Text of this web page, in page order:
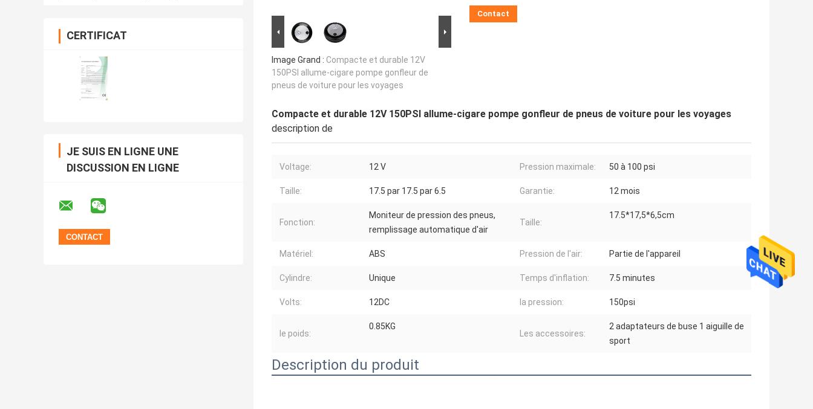
CERTIFICAT
JE SUIS EN LIGNE UNE
DISCUSSION EN LIGNE
Image Grand : Compacte et durable 12V
150PSI allume-cigare pompe gonfleur de
pneus de voiture pour les voyages
Contact
Compacte et durable 12V 150PSI allume-cigare pompe gonfleur de pneus de voiture pour les voyages
description de
Voltage: 12 V Pression maximale: 50 à 100 psi
Taille: 17.5 par 17.5 par 6.5 Garantie: 12 mois
Fonction:
Moniteur de pression des pneus,
remplissage automatique d'air
Taille:
17.5*17,5*6,5cm
Matériel: ABS Pression de l'air: Partie de l'appareil
Cylindre: Unique Temps d'inflation: 7.5 minutes
Volts: 12DC la pression: 150psi
le poids:
0.85KG
Les accessoires:
2 adaptateurs de buse 1 aiguille de
sport
Description du produit